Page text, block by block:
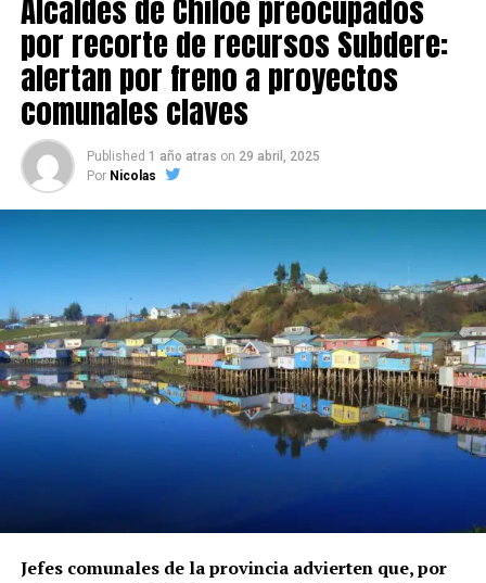
Alcaldes de Chiloé preocupados
por recorte de recursos Subdere:
alertan por freno a proyectos
comunales claves
Published 1 año atras on 29 abril, 2025
Por Nicolas
Jefes comunales de la provincia advierten que, por